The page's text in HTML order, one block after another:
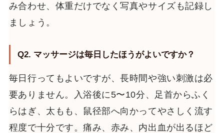
み合わせ、体重だけでなく写真やサイズも記録し
ましょう。
Q2. マッサージは毎日したほうがよいですか？
毎日行ってもよいですが、長時間や強い刺激は必
要ありません。入浴後に5〜10分、足首からふく
らはぎ、太もも、鼠径部へ向かってやさしく流す
程度で十分です。痛み、赤み、内出血が出るほど